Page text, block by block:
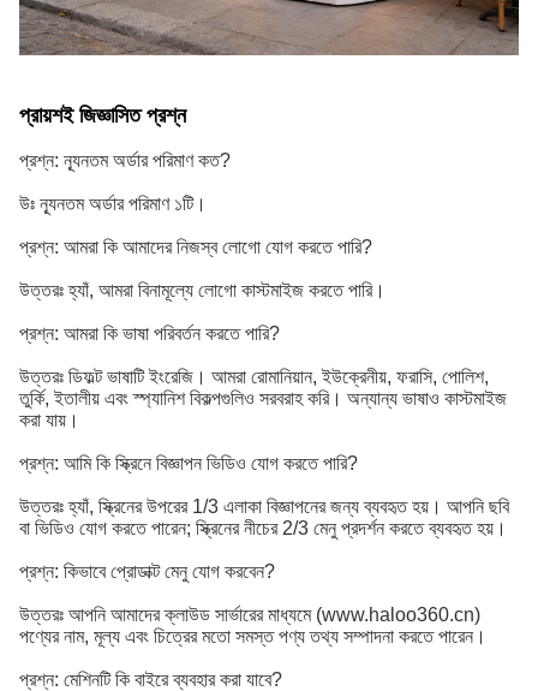
প্রায়শই জিজ্ঞাসিত প্রশ্ন
প্রশ্ন: ন্যূনতম অর্ডার পরিমাণ কত?
উঃ ন্যূনতম অর্ডার পরিমাণ ১টি।
প্রশ্ন: আমরা কি আমাদের নিজস্ব লোগো যোগ করতে পারি?
উত্তরঃ হ্যাঁ, আমরা বিনামূল্যে লোগো কাস্টমাইজ করতে পারি।
প্রশ্ন: আমরা কি ভাষা পরিবর্তন করতে পারি?
উত্তরঃ ডিফল্ট ভাষাটি ইংরেজি। আমরা রোমানিয়ান, ইউক্রেনীয়, ফরাসি, পোলিশ,
তুর্কি, ইতালীয় এবং স্প্যানিশ বিকল্পগুলিও সরবরাহ করি। অন্যান্য ভাষাও কাস্টমাইজ
করা যায়।
প্রশ্ন: আমি কি স্ক্রিনে বিজ্ঞাপন ভিডিও যোগ করতে পারি?
উত্তরঃ হ্যাঁ, স্ক্রিনের উপরের 1/3 এলাকা বিজ্ঞাপনের জন্য ব্যবহৃত হয়। আপনি ছবি
বা ভিডিও যোগ করতে পারেন; স্ক্রিনের নীচের 2/3 মেনু প্রদর্শন করতে ব্যবহৃত হয়।
প্রশ্ন: কিভাবে প্রোডাক্ট মেনু যোগ করবেন?
উত্তরঃ আপনি আমাদের ক্লাউড সার্ভারের মাধ্যমে (www.haloo360.cn)
পণ্যের নাম, মূল্য এবং চিত্রের মতো সমস্ত পণ্য তথ্য সম্পাদনা করতে পারেন।
প্রশ্ন: মেশিনটি কি বাইরে ব্যবহার করা যাবে?